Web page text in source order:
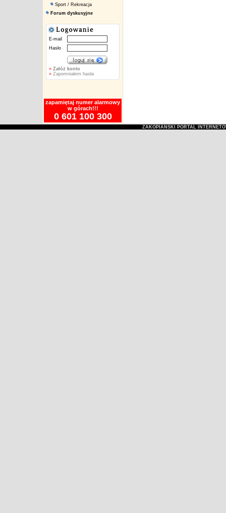
Sport / Rekreacja
Forum dyskusyjne
E-mail
Hasło
» Załóż konto
» Zapomniałem hasła
zapamiętaj numer alarmowy
w górach!!!
0 601 100 300
ZAKOPIAŃSKI PORTAL